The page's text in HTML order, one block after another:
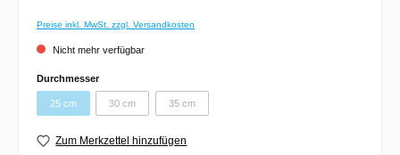
Preise inkl. MwSt. zzgl. Versandkosten
Nicht mehr verfügbar
Durchmesser
25 cm 30 cm 35 cm
Zum Merkzettel hinzufügen